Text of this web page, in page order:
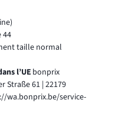
44
taille normal
l’UEbonprix
Straße 61 | 22179
wa.bonprix.be/service-